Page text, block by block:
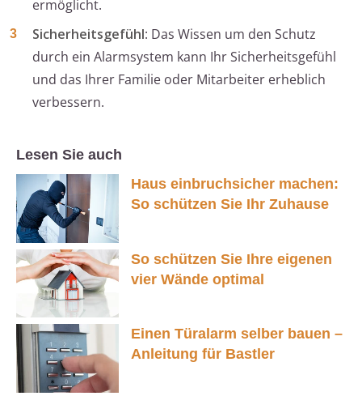
ermöglicht.
Sicherheitsgefühl: Das Wissen um den Schutz
durch ein Alarmsystem kann Ihr Sicherheitsgefühl
und das Ihrer Familie oder Mitarbeiter erheblich
verbessern.
Lesen Sie auch
Haus einbruchsicher machen:
So schützen Sie Ihr Zuhause
So schützen Sie Ihre eigenen
vier Wände optimal
Einen Türalarm selber bauen –
Anleitung für Bastler